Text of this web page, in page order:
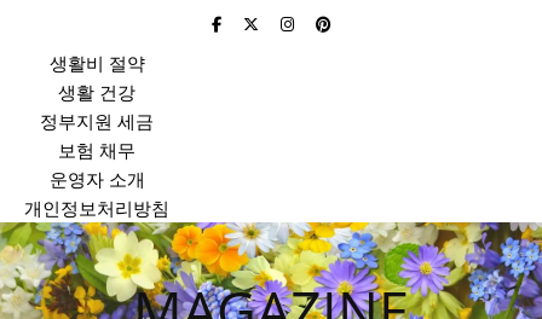
생활비 절약
생활 건강
정부지원 세금
보험 채무
운영자 소개
개인정보처리방침